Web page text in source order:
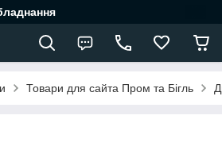
Товари для сайта Пром та Бігль